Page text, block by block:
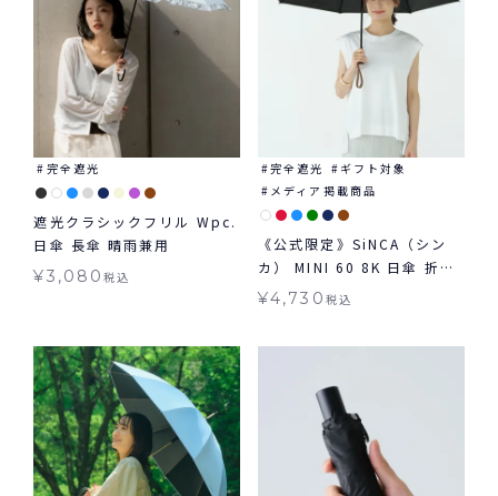
完全遮光
遮光クラシックフリル Wpc.
日傘 長傘 晴雨兼用
¥3,080税込
完全遮光
ギフト対象
メディア掲載商品
《公式限定》SiNCA（シン
カ） MINI 60 8K 日傘 折り
たたみ 晴雨兼用 ギフト対象
¥4,730 税込